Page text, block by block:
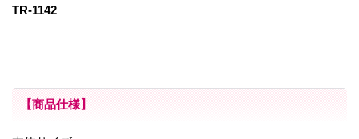
TR-1142
【商品仕様】